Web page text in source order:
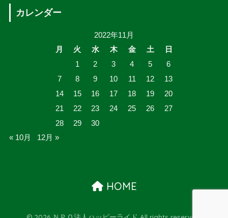
カレンダー
2022年11月
月
火 水 木 金 土
日
1
2 3 4 5
6
7
8 9 10 11 12
13
14
15 16 17 18 19
20
21
22 23 24 25 26
27
28
29
30
« 10月
12月 »
HOME